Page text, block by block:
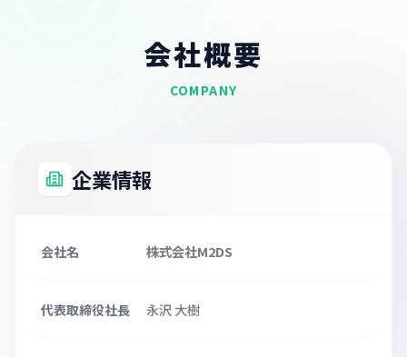
会社概要
COMPANY
企業情報
会社名 株式会社M2DS
代表取締役社長 永沢 大樹